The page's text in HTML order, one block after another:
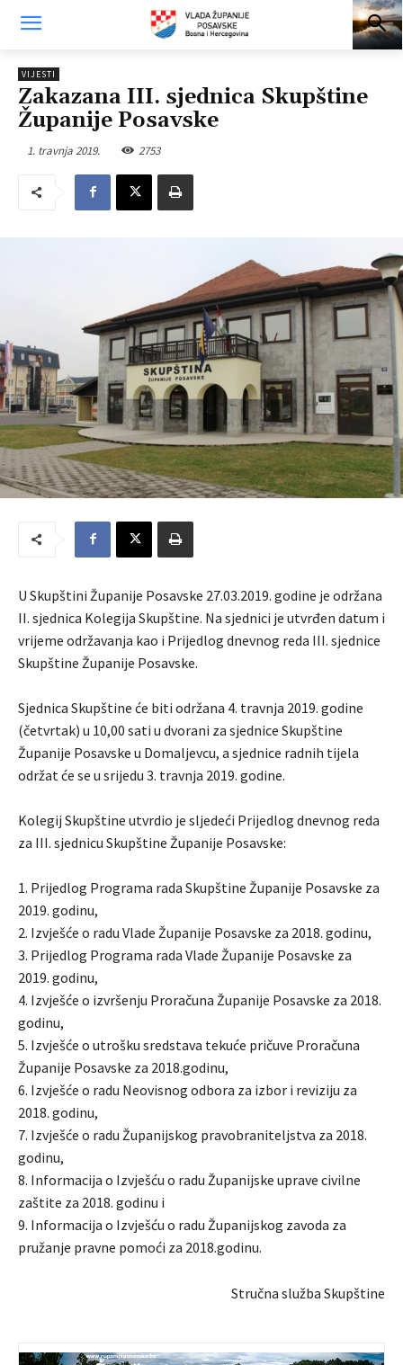
VIJESTI
Zakazana III. sjednica Skupštine
Županije Posavske
1. travnja 2019. 2753
U Skupštini Županije Posavske 27.03.2019. godine je održana
II. sjednica Kolegija Skupštine. Na sjednici je utvrđen datum i
vrijeme održavanja kao i Prijedlog dnevnog reda III. sjednice
Skupštine Županije Posavske.
Sjednica Skupštine će biti održana 4. travnja 2019. godine
(četvrtak) u 10,00 sati u dvorani za sjednice Skupštine
Županije Posavske u Domaljevcu, a sjednice radnih tijela
održat će se u srijedu 3. travnja 2019. godine.
Kolegij Skupštine utvrdio je sljedeći Prijedlog dnevnog reda
za III. sjednicu Skupštine Županije Posavske:
1. Prijedlog Programa rada Skupštine Županije Posavske za
2019. godinu,
2. Izvješće o radu Vlade Županije Posavske za 2018. godinu,
3. Prijedlog Programa rada Vlade Županije Posavske za
2019. godinu,
4. Izvješće o izvršenju Proračuna Županije Posavske za 2018.
godinu,
5. Izvješće o utrošku sredstava tekuće pričuve Proračuna
Županije Posavske za 2018.godinu,
6. Izvješće o radu Neovisnog odbora za izbor i reviziju za
2018. godinu,
7. Izvješće o radu Županijskog pravobraniteljstva za 2018.
godinu,
8. Informacija o Izvješću o radu Županijske uprave civilne
zaštite za 2018. godinu i
9. Informacija o Izvješću o radu Županijskog zavoda za
pružanje pravne pomoći za 2018.godinu.
Stručna služba Skupštine